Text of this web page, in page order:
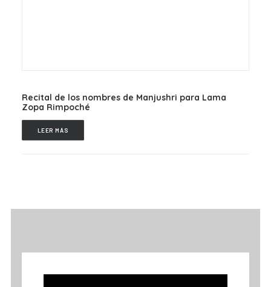
Recital de los nombres de Manjushri para Lama
Zopa Rimpoché
LEER MÁS